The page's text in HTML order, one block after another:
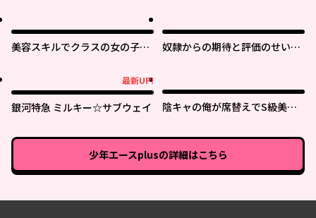
美容スキルでクラスの女の子を
奴隷からの期待と評価のせいで
最新UP!
銀河特急 ミルキー☆サブウェイ
陰キャの俺が席替えでS級美少
まった。
少年エースplusの詳細はこちら